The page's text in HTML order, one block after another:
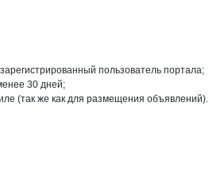
пользователь портала;
30 дней;
(так же как для размещения объявлений).